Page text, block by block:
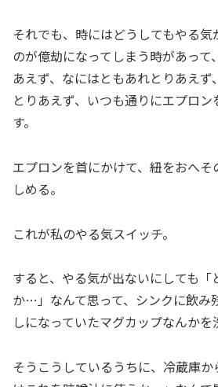
それでも、時にはどうしてもやる
のが億劫になってしまう時があって
あえず、なにはともあれとりあえず
とりあえず、いつも通りにエプロ
す。
エプロンを首にかけて、紐をおへそ
しめる。
これが私のやる気スイッチ。
すると、やる気が出ないにしても「
か…」なんて思って、シンクに飲み
しになっていたマグカップなんかを
そうこうしているうちに、冷蔵庫